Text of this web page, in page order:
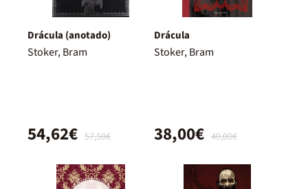
Drácula (anotado)
Stoker, Bram
57,50€
54,62€
Drácula
Stoker, Bram
40,00€
38,00€